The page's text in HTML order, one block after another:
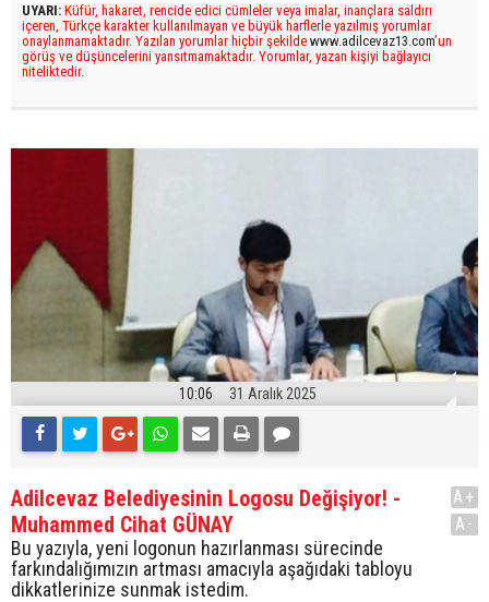
UYARI: Küfür, hakaret, rencide edici cümleler veya imalar, inançlara saldırı
içeren, Türkçe karakter kullanılmayan ve büyük harflerle yazılmış yorumlar
onaylanmamaktadır. Yazılan yorumlar hiçbir şekilde www.adilcevaz13.com’un
görüş ve düşüncelerini yansıtmamaktadır. Yorumlar, yazan kişiyi bağlayıcı
niteliktedir.
10:06 31 Aralık 2025
Adilcevaz Belediyesinin Logosu Değişiyor! -
Muhammed Cihat GÜNAY
Bu yazıyla, yeni logonun hazırlanması sürecinde
farkındalığımızın artması amacıyla aşağıdaki tabloyu
dikkatlerinize sunmak istedim.
A+
A-